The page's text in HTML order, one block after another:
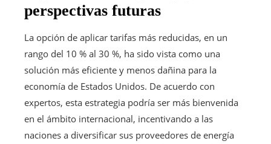
perspectivas futuras
La opción de aplicar tarifas más reducidas, en un
rango del 10 % al 30 %, ha sido vista como una
solución más eficiente y menos dañina para la
economía de Estados Unidos. De acuerdo con
expertos, esta estrategia podría ser más bienvenida
en el ámbito internacional, incentivando a las
naciones a diversificar sus proveedores de energía